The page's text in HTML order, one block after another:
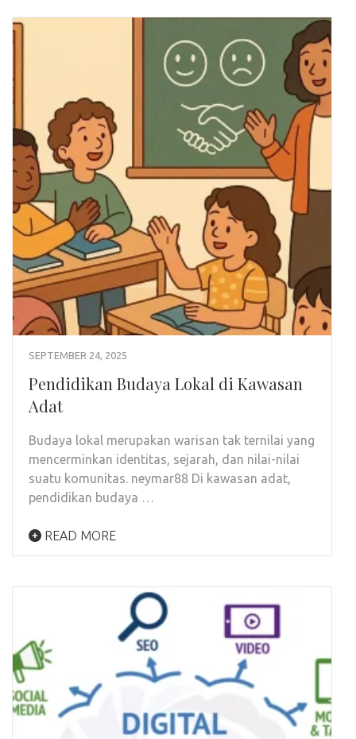
SEPTEMBER 24, 2025
Pendidikan Budaya Lokal di Kawasan
Adat
Budaya lokal merupakan warisan tak ternilai yang
mencerminkan identitas, sejarah, dan nilai-nilai
suatu komunitas. neymar88 Di kawasan adat,
pendidikan budaya …
READ MORE